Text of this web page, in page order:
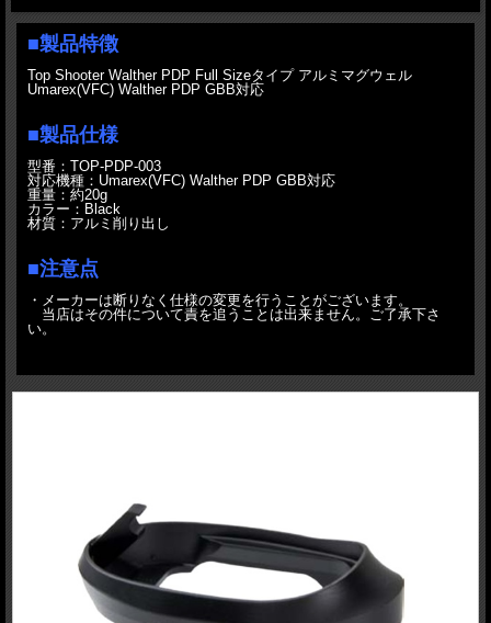
■製品特徴
Top Shooter Walther PDP Full Sizeタイプ アルミマグウェル
Umarex(VFC) Walther PDP GBB対応
■製品仕様
型番：TOP-PDP-003
対応機種：Umarex(VFC) Walther PDP GBB対応
重量：約20g
カラー：Black
材質：アルミ削り出し
■注意点
・メーカーは断りなく仕様の変更を行うことがございます。
当店はその件について責を追うことは出来ません。ご了承下さ
い。